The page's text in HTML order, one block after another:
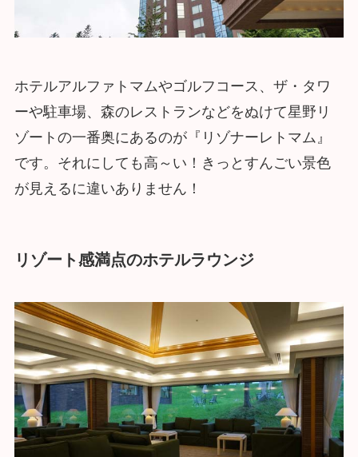
ホテルアルファトマムやゴルフコース、ザ・タワ
ーや駐車場、森のレストランなどをぬけて星野リ
ゾートの一番奥にあるのが『リゾナーレトマム』
です。それにしても高～い！きっとすんごい景色
が見えるに違いありません！
リゾート感満点のホテルラウンジ